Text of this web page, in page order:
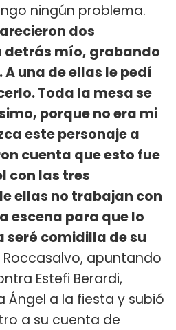
ningún problema.
dos
detrás mío, grabando
una de ellas le pedí
Toda la mesa se
porque no era mi
este personaje a
cuenta que esto fue
con las tres
ellas no trabajan con
escena para que lo
seré comidilla de su
Roccasalvo, apuntando
Estefi Berardi,
Ángel a la fiesta y subió
a su cuenta de